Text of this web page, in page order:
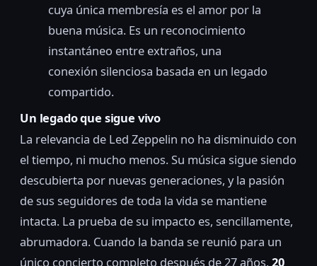
cuya única membresía es el amor por la
buena música. Es un reconocimiento
instantáneo entre extraños, una
conexión silenciosa basada en un legado
compartido.
Un legado que sigue vivo
La relevancia de Led Zeppelin no ha disminuido con
el tiempo, ni mucho menos. Su música sigue siendo
descubierta por nuevas generaciones, y la pasión
de sus seguidores de toda la vida se mantiene
intacta. La prueba de su impacto es, sencillamente,
abrumadora. Cuando la banda se reunió para un
único concierto completo después de 27 años, 20